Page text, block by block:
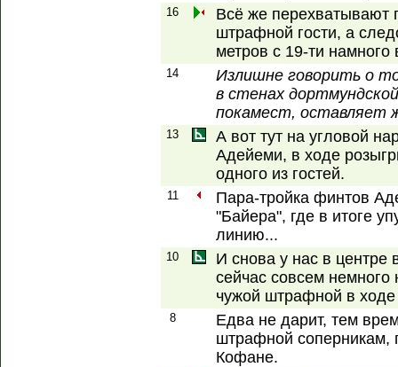
16
Всё же перехватывают
штрафной гости, а
метров с 19-ти
14
Излишне говорить о
в стенах
покамест, оставляет
13
А вот тут на угловой
Адейеми, в ходе
одного из гостей.
11
Пара-тройка финтов
"Байера", где в итоге
линию...
10
И снова у нас в центре
сейчас совсем
чужой штрафной в
8
Едва не дарит, тем
штрафной соперникам,
Кофане.